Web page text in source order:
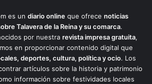
es un diario online que ofrece noticias
Talavera de la Reina y su comarca.
por nuestra revista impresa gratuita,
en proporcionar contenido digital que
deportes, cultura, política y ocio. Los
artículos sobre la historia y patrimonio
información sobre festividades locales